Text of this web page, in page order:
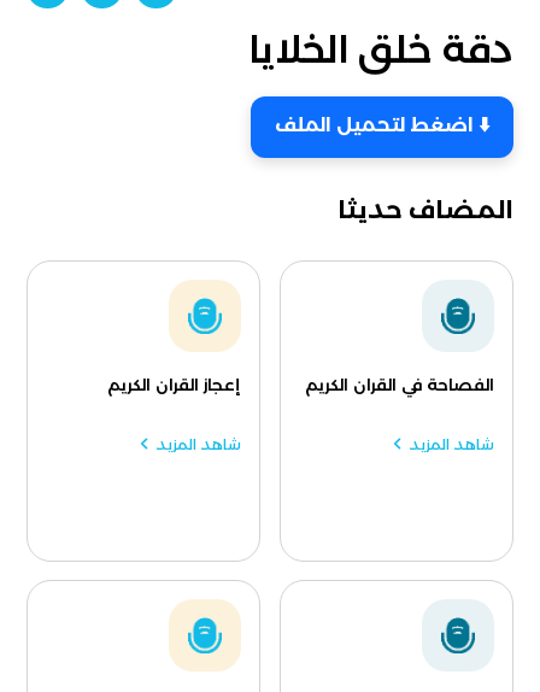
دقة خلق الخلايا
⬇️ اضغط لتحميل الملف
المضاف حديثا
الفصاحة في القران الكريم
شاهد المزيد
إعجاز القران الكريم
شاهد المزيد